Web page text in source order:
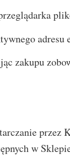
adresu
przez
w